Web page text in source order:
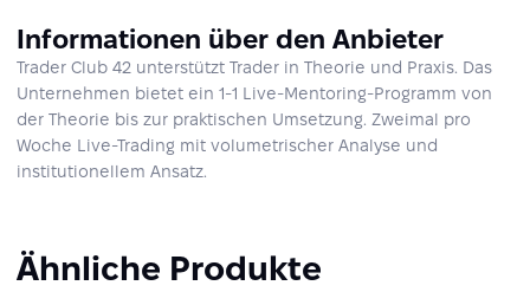
Informationen über den Anbieter
Trader Club 42 unterstützt Trader in Theorie und Praxis. Das
Unternehmen bietet ein 1-1 Live-Mentoring-Programm von
der Theorie bis zur praktischen Umsetzung. Zweimal pro
Woche Live-Trading mit volumetrischer Analyse und
institutionellem Ansatz.
Ähnliche Produkte